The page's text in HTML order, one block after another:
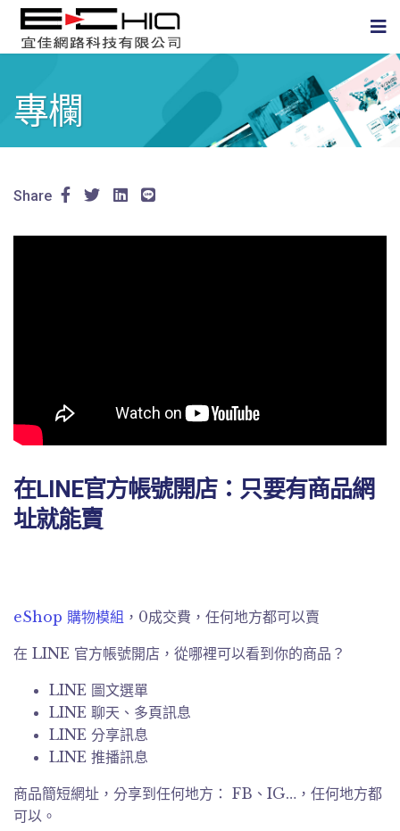
專欄
Share
在LINE官方帳號開店：只要有商品網
址就能賣
eShop 購物模組 ，0成交費，任何地方都可以賣
在 LINE 官方帳號開店，從哪裡可以看到你的商品？
LINE 圖文選單
LINE 聊天、多頁訊息
LINE 分享訊息
LINE 推播訊息
商品簡短網址，分享到任何地方： FB、IG…，任何地方都
可以。